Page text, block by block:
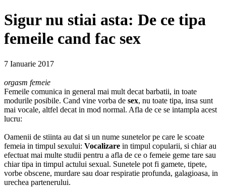
Sigur nu stiai asta: De ce tipa
femeile cand fac sex
7 Ianuarie 2017
orgasm femeie
Femeile comunica in general mai mult decat barbatii, in toate
modurile posibile. Cand vine vorba de sex, nu toate tipa, insa sunt
mai vocale, altfel decat in mod normal. Afla de ce se intampla acest
lucru:
Oamenii de stiinta au dat si un nume sunetelor pe care le scoate
femeia in timpul sexului: Vocalizare in timpul copularii, si chiar au
efectuat mai multe studii pentru a afla de ce o femeie geme tare sau
chiar tipa in timpul actului sexual. Sunetele pot fi gamete, tipete,
vorbe obscene, murdare sau doar respiratie profunda, galagioasa, in
urechea partenerului.